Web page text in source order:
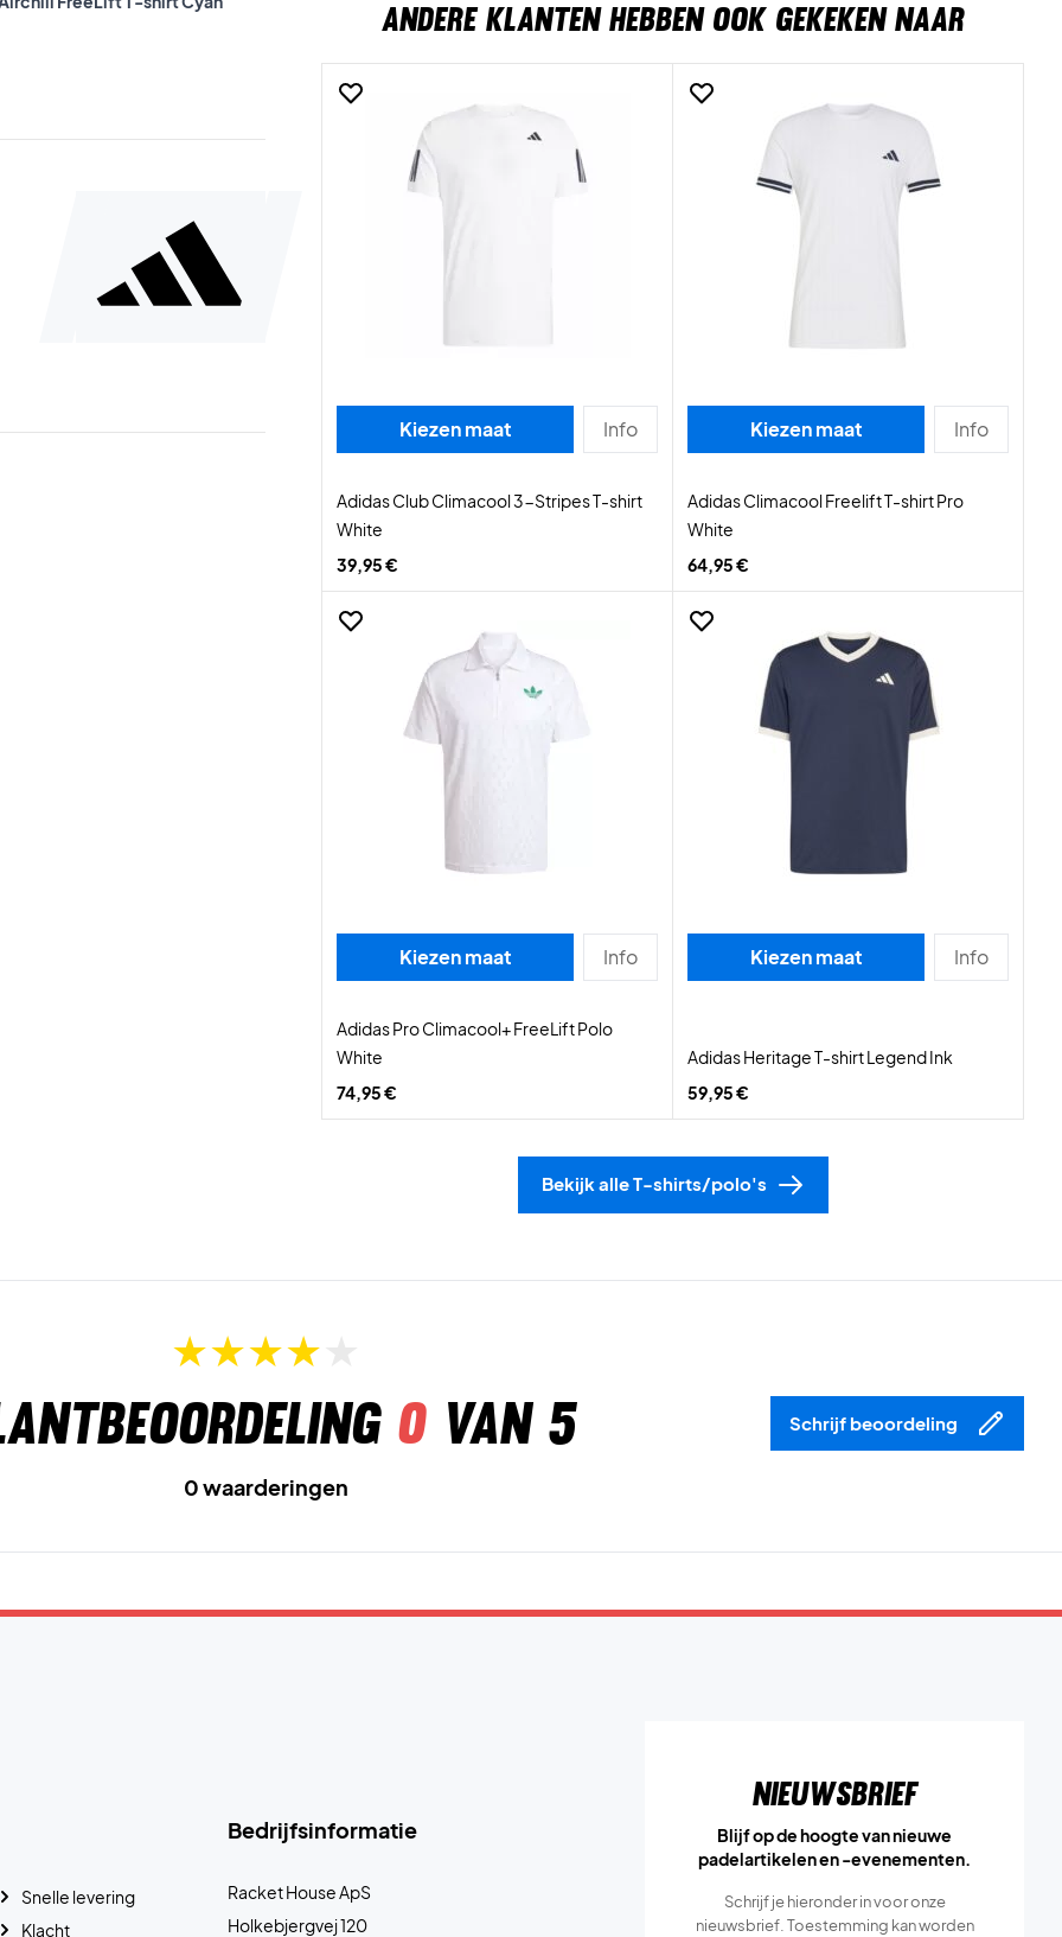
ANDERE KLANTEN HEBBEN OOK GEKEKEN NAAR
Kiezen maat Info
Adidas Club Climacool 3-Stripes T-shirt
White
39,95 €
Kiezen maat Info
Adidas Climacool Freelift T-shirt Pro
White
64,95 €
Kiezen maat Info
Adidas Pro Climacool+ FreeLift Polo
White
74,95 €
Kiezen maat Info
Adidas Heritage T-shirt Legend Ink
59,95 €
Bekijk alle T-shirts/polo's
0van 5 Schrijf beoordeling
0 waarderingen
Bedrijfsinformatie
Racket House ApS
Holkebjergvej 120
Snelle levering
Klacht
Nieuwsbrief
Blijf op de hoogte van nieuwe
padelartikelen en -evenementen.
Schrijf je hieronder in voor onze
nieuwsbrief. Toestemming kan worden